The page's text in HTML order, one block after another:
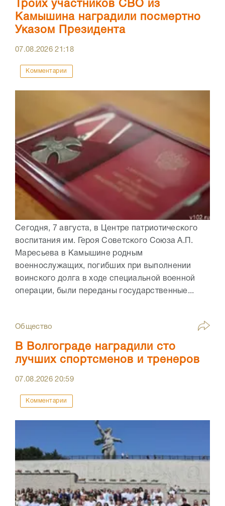
Троих участников СВО из
Камышина наградили посмертно
Указом Президента
07.08.202621:18
Комментарии
Сегодня, 7 августа, в Центре патриотического
воспитания им. Героя Советского Союза А.П.
Маресьева в Камышине родным
военнослужащих, погибших при выполнении
воинского долга в ходе специальной военной
операции, были переданы государственные...
Общество
В Волгограде наградили сто
лучших спортсменов и тренеров
07.08.202620:59
Комментарии